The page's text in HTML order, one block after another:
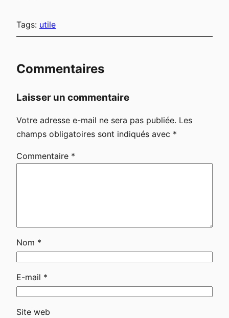
Tags: utile
Commentaires
Laisser un commentaire
Votre adresse e-mail ne sera pas publiée. Les
champs obligatoires sont indiqués avec *
Commentaire *
Nom *
E-mail *
Site web